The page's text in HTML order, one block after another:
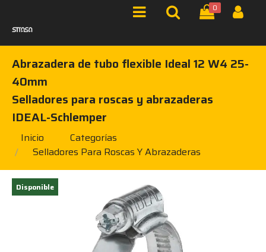
0
Abrazadera de tubo flexible Ideal 12 W4 25-
40mm
Selladores para roscas y abrazaderas
IDEAL-Schlemper
Inicio
Categorías
Selladores Para Roscas Y Abrazaderas
Disponible